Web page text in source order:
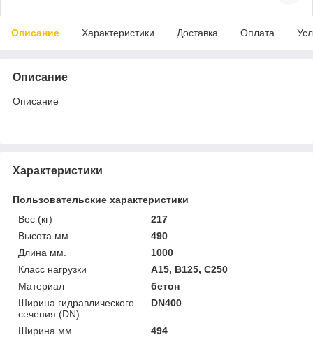
Описание Характеристики Доставка Оплата
Описание
Описание
Характеристики
Пользовательские характеристики
Вес (кг)
217
Высота мм.
490
Длина мм.
1000
Класс нагрузки
A15, B125, C250
Материал
бетон
Ширина гидравлического
сечения (DN)
DN400
Ширина мм. 494